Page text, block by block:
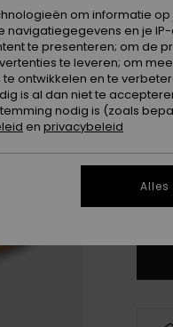
36
42
om informatie
en je
te presenteren; om de
te leveren; om
ontwikkelen en te
is al dan niet te
nodig is (zoals
en privacybeleid
Alles